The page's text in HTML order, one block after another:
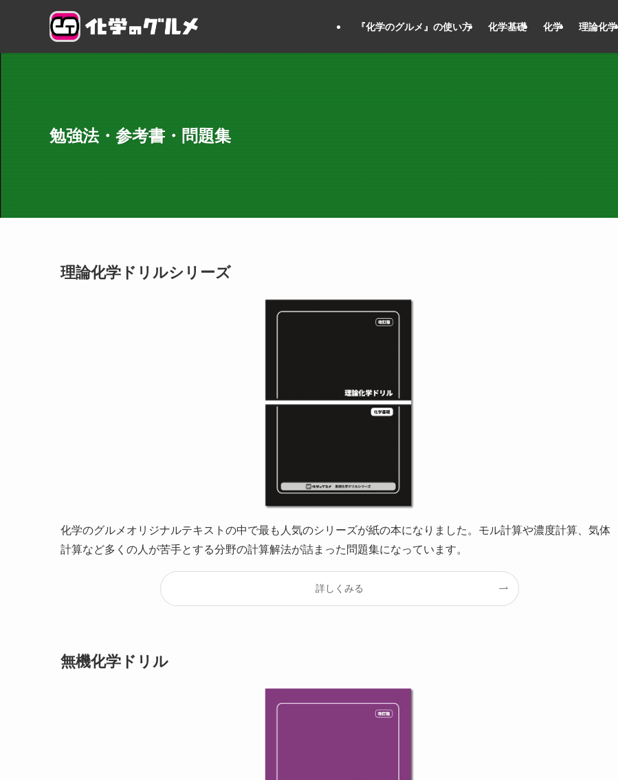
『化学のグルメ』の使い方 化学基礎 化学 理論化学
勉強法・参考書・問題集
理論化学ドリルシリーズ
化学のグルメオリジナルテキストの中で最も人気のシリーズが紙の本になりました。モル計算や濃度計算、気体
計算など多くの人が苦手とする分野の計算解法が詰まった問題集になっています。
詳しくみる
無機化学ドリル